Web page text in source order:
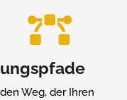

Weg, der Ihren